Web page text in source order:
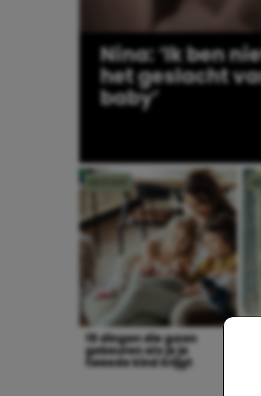
Nina: ‘Ik ben
het geslacht
baby’
19 dingen die gaan
gebeuren als je je
tweede kind krijgt